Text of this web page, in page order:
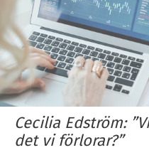
Cecilia Edström:
det vi förlorar?”